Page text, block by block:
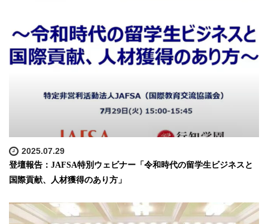
2025.07.29
登壇報告：JAFSA特別ウェビナー「令和時代の留学生ビジネスと
国際貢献、人材獲得のあり方」